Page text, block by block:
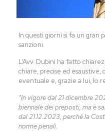
In questi giorni si fa un gran
sanzioni.
L’Avv. Dubini ha fatto
chiare, precise ed esaustive,
eventuale e, grazie a lui, lo
“In vigore dal 21 dicembre
biennale dei preposti, ma è
dal 21.12.2023, perché la
norme penali.